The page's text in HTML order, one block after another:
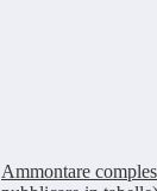
Ammontare